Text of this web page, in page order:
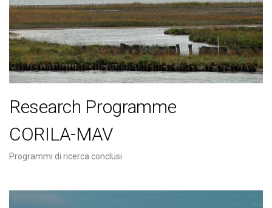
Research Programme
CORILA-MAV
Programmi di ricerca conclusi